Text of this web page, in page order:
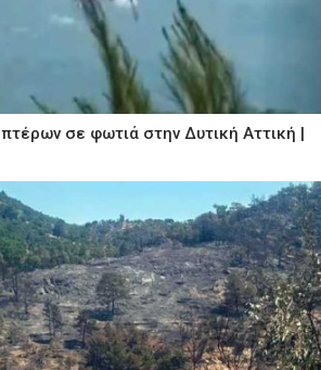
σε φωτιά στην Δυτική Αττική |